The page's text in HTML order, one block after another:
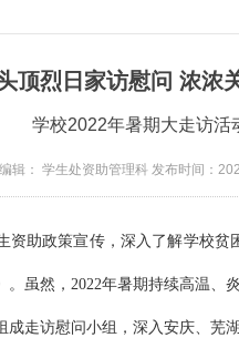
顶烈日家访慰问 浓浓
学校2022年暑期大走访活
辑： 学生处资助管理科 发布时间：
资助政策宣传，深入了解学校
。虽然， 2022年暑期持续高温、
成走访慰问小组，深入安庆、芜